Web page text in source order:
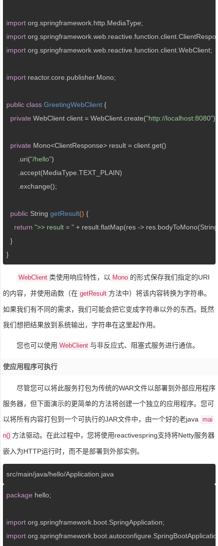
import
import
import org.springframework.web.reactive.function.client.WebClient;
import reactor.core.publisher.Mono;
public class GreetingWebClient {
private WebClient client = WebClient.create("http://localhost:8080");
private Mono<ClientResponse> result = client.get()
      .uri(
"/hello")
      .accept(MediaType.TEXT_PLAIN)
      .exchange();
public String getResult() {
return ">> result = " + result.flatMap(res ->
  }
}
WebClient 类使用响应特性，以 Mono 的形式保存我们指定的URI
的内容，并使用函数（在 getResult 方法中）将该内容转换为字符串。
如果我们有不同的需求，我们可能会把它变成字符串以外的东西。既然
我们想把结果放到系统输出，字符串在这里起作用。
您也可以使用 WebClient 与非反应式、阻塞式服务进行通信。
使应用程序可执行
尽管您可以将此服务打包为传统的WAR文件以部署到外部应用程序
服务器，但下面演示的更简单的方法将创建一个独立的应用程序。您可
以将所有内容打包到一个可执行的JAR文件中，由一个好的老java
mai
n() 方法驱动。在此过程中，您将使用reactivespring支持将Netty服务器
嵌入为HTTP运行时，而不是部署到外部实例。
src/main/java/hello/Application.java
package hello;
import
import